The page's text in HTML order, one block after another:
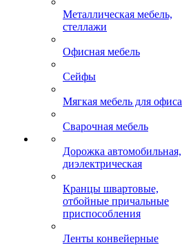
Металлическая мебель,
стеллажи
Офисная мебель
Сейфы
Мягкая мебель для офиса
Сварочная мебель
Дорожка автомобильная,
диэлектрическая
Кранцы швартовые,
отбойные причальные
приспособления
Ленты конвейерные